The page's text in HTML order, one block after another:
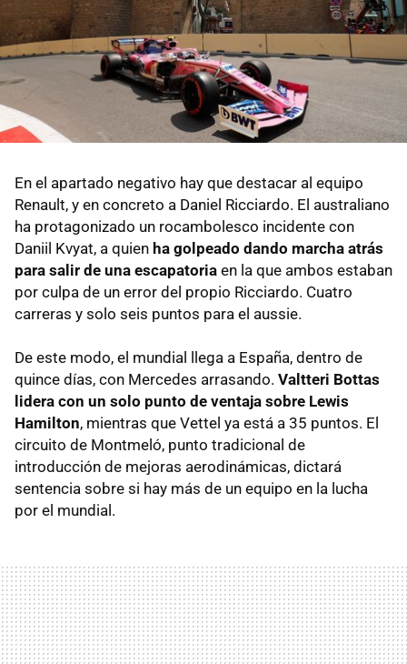
En el apartado negativo hay que destacar al equipo
Renault, y en concreto a Daniel Ricciardo. El australiano
ha protagonizado un rocambolesco incidente con
Daniil Kvyat, a quien ha golpeado dando marcha atrás
para salir de una escapatoria en la que ambos estaban
por culpa de un error del propio Ricciardo. Cuatro
carreras y solo seis puntos para el aussie.
De este modo, el mundial llega a España, dentro de
quince días, con Mercedes arrasando. Valtteri Bottas
lidera con un solo punto de ventaja sobre Lewis
Hamilton, mientras que Vettel ya está a 35 puntos. El
circuito de Montmeló, punto tradicional de
introducción de mejoras aerodinámicas, dictará
sentencia sobre si hay más de un equipo en la lucha
por el mundial.